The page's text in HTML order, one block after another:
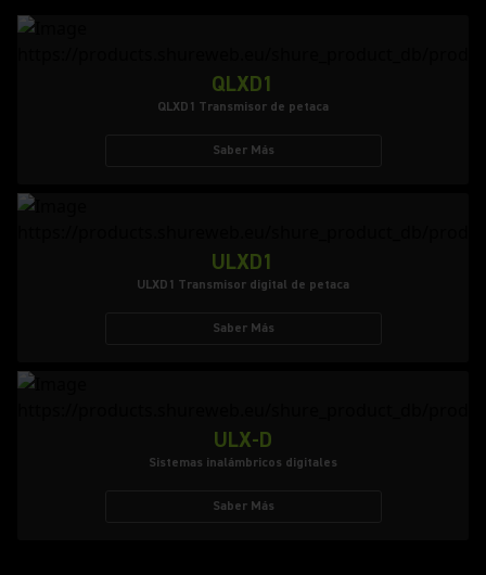
QLXD1
QLXD1 Transmisor de petaca
Saber Más
ULXD1
ULXD1 Transmisor digital de petaca
Saber Más
ULX-D
Sistemas inalámbricos digitales
Saber Más